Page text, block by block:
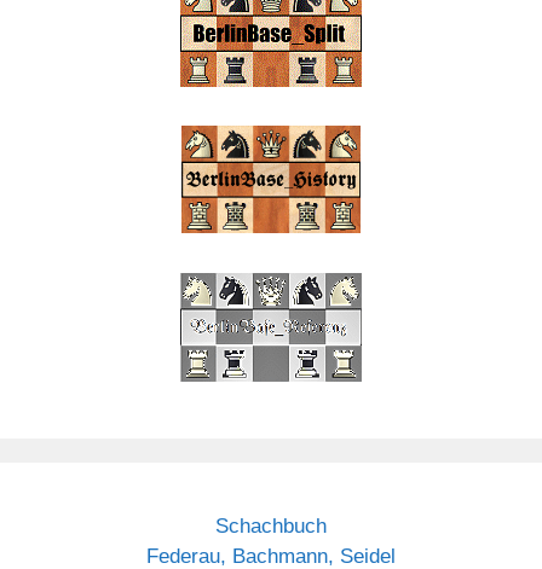
Schachbuch
Federau, Bachmann, Seidel